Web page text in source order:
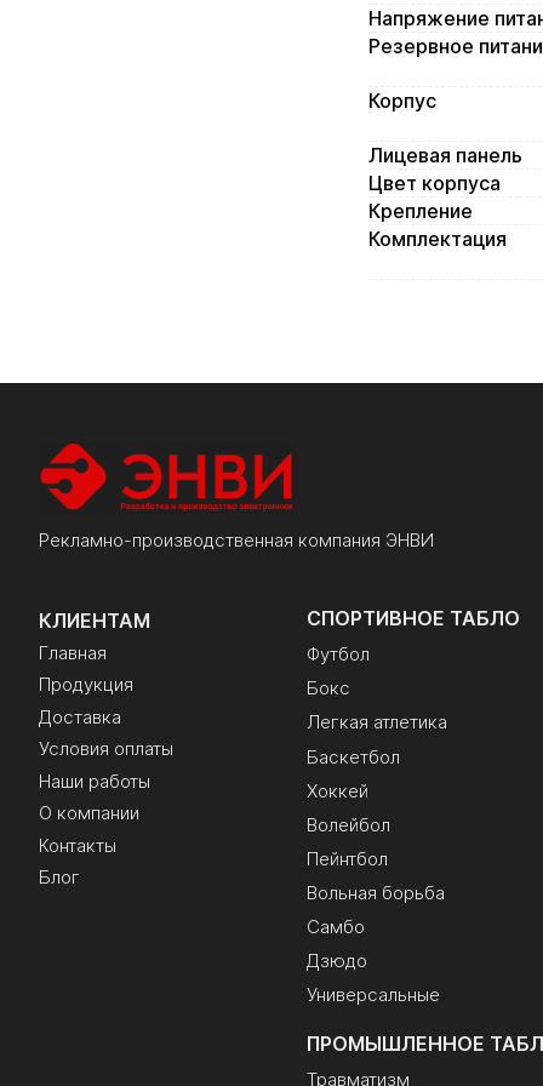
Напряжение
Резервное
Корпус
Лицевая панель
Цвет корпуса
Крепление
Комплектация
Рекламно-производственная компания ЭНВИ
КЛИЕНТАМ
Главная
Продукция
Доставка
Условия оплаты
Наши работы
О компании
Контакты
Блог
СПОРТИВНОЕ ТАБЛО
Футбол
Бокс
Легкая атлетика
Баскетбол
Хоккей
Волейбол
Пейнтбол
Вольная борьба
Самбо
Дзюдо
Универсальные
ПРОМЫШЛЕННОЕ
Травматизм